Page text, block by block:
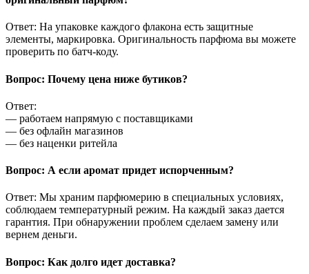
Ответ: На упаковке каждого флакона есть защитные
элементы, маркировка. Оригинальность парфюма вы можете
проверить по батч-коду.
Вопрос: Почему цена ниже бутиков?
Ответ:
— работаем напрямую с поставщиками
— без офлайн магазинов
— без наценки ритейла
Вопрос: А если аромат придет испорченным?
Ответ: Мы храним парфюмерию в специальных условиях,
соблюдаем температурный режим. На каждый заказ дается
гарантия. При обнаружении проблем сделаем замену или
вернем деньги.
Вопрос: Как долго идет доставка?